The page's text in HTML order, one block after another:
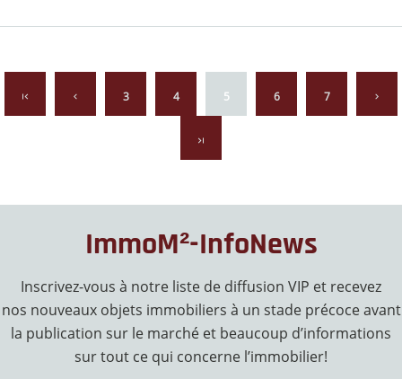
3 4 5 6 7
ImmoM²-InfoNews
Inscrivez-vous à notre liste de diffusion VIP et recevez
nos nouveaux objets immobiliers à un stade précoce avant
la publication sur le marché et beaucoup d’informations
sur tout ce qui concerne l’immobilier!